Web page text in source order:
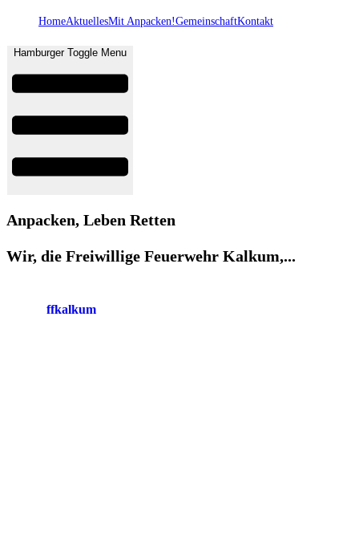
HomeAktuellesMit Anpacken!GemeinschaftKontakt
Hamburger Toggle Menu
Anpacken, Leben Retten
Wir, die Freiwillige Feuerwehr Kalkum,...
ffkalkum